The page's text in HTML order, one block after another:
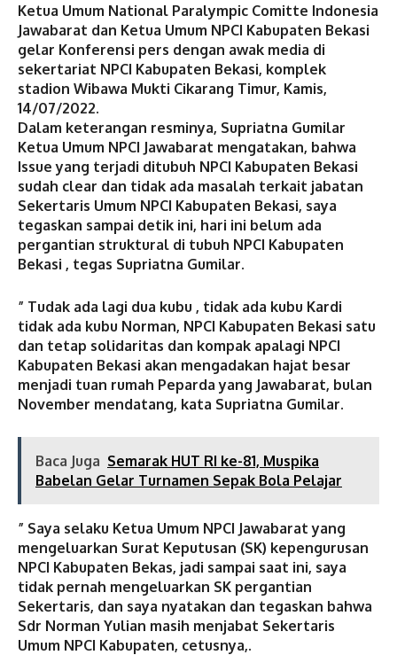
Ketua Umum National Paralympic Comitte Indonesia
Jawabarat dan Ketua Umum NPCI Kabupaten Bekasi
gelar Konferensi pers dengan awak media di
sekertariat NPCI Kabupaten Bekasi, komplek
stadion Wibawa Mukti Cikarang Timur, Kamis,
14/07/2022.
Dalam keterangan resminya, Supriatna Gumilar
Ketua Umum NPCI Jawabarat mengatakan, bahwa
Issue yang terjadi ditubuh NPCI Kabupaten Bekasi
sudah clear dan tidak ada masalah terkait jabatan
Sekertaris Umum NPCI Kabupaten Bekasi, saya
tegaskan sampai detik ini, hari ini belum ada
pergantian struktural di tubuh NPCI Kabupaten
Bekasi , tegas Supriatna Gumilar.
” Tudak ada lagi dua kubu , tidak ada kubu Kardi
tidak ada kubu Norman, NPCI Kabupaten Bekasi satu
dan tetap solidaritas dan kompak apalagi NPCI
Kabupaten Bekasi akan mengadakan hajat besar
menjadi tuan rumah Peparda yang Jawabarat, bulan
November mendatang, kata Supriatna Gumilar.
Baca Juga Semarak HUT RI ke-81, Muspika
Babelan Gelar Turnamen Sepak Bola Pelajar
” Saya selaku Ketua Umum NPCI Jawabarat yang
mengeluarkan Surat Keputusan (SK) kepengurusan
NPCI Kabupaten Bekas, jadi sampai saat ini, saya
tidak pernah mengeluarkan SK pergantian
Sekertaris, dan saya nyatakan dan tegaskan bahwa
Sdr Norman Yulian masih menjabat Sekertaris
Umum NPCI Kabupaten, cetusnya,.